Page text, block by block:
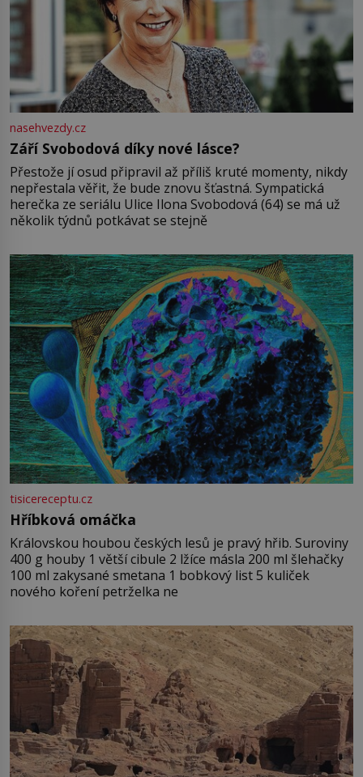
nasehvezdy.cz
Září Svobodová díky nové lásce?
Přestože jí osud připravil až příliš kruté momenty, nikdy
nepřestala věřit, že bude znovu šťastná. Sympatická
herečka ze seriálu Ulice Ilona Svobodová (64) se má už
několik týdnů potkávat se stejně
tisicereceptu.cz
Hříbková omáčka
Královskou houbou českých lesů je pravý hřib. Suroviny
400 g houby 1 větší cibule 2 lžíce másla 200 ml šlehačky
100 ml zakysané smetana 1 bobkový list 5 kuliček
nového koření petrželka ne